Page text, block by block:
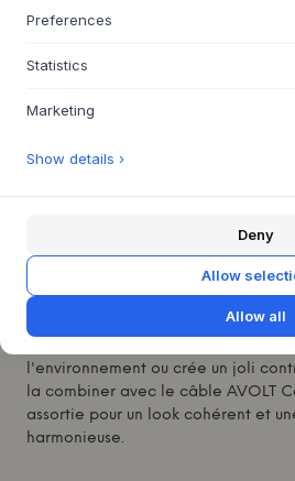
quelle pièce. Conçue par Johan
épurée en plastique robuste,
prise murale. Son design mural
et crée une impression de calme,
nécessité pratique en un élément
Square 2 apporte une touche
dans de nombreuses pièces de la
bureau ou près du lit. Utilisez-la
directement depuis le mur via les
pour alimenter des lampes et
Square 2 est disponible dans une
l'environnement ou crée un joli
la combiner avec le câble AVOLT
assortie pour un look cohérent et
harmonieuse.
Preferences
Statistics
Marketing
Show details ›
Deny
Allow
Allow all